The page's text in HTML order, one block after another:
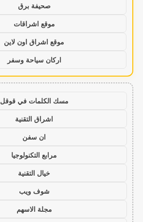
صحيفة برق
موقع اشراقات
موقع اشراق اون لاين
اركان سياحة وسفر
مسك الكلمات في قوقل
اشراق التقنية
ان سفن
مرابع التكنولوجيا
خيال التقنية
شوف ويب
مجلة الاسهم